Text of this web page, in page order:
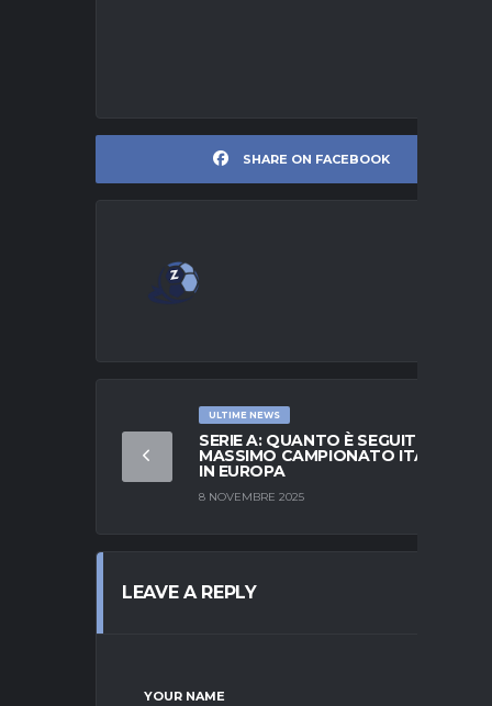
SHARE ON FACEBOOK
ULTIME NEWS
SERIE A: QUANTO È SEGUITO IL
MASSIMO CAMPIONATO ITALIANO
IN EUROPA
8 NOVEMBRE 2025
LEAVE A REPLY
YOUR NAME